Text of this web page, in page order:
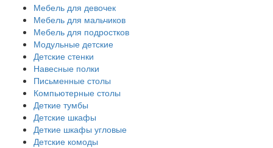
Мебель для девочек
Мебель для мальчиков
Мебель для подростков
Модульные детские
Детские стенки
Навесные полки
Письменные столы
Компьютерные столы
Деткие тумбы
Детские шкафы
Деткие шкафы угловые
Детские комоды